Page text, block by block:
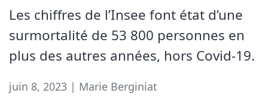
Les chiffres de l’Insee font état d’une
surmortalité de 53 800 personnes en
plus des autres années, hors Covid-19.
juin 8, 2023 | Marie Berginiat